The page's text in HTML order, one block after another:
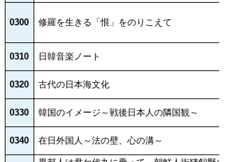
0300 修羅を生きる「恨」をのりこえて
0310 日韓音楽ノート
0320 古代の日本海文化
0330 韓国のイメージ～戦後日本人の隣国観～
0340 在日外国人～法の壁、心の溝～